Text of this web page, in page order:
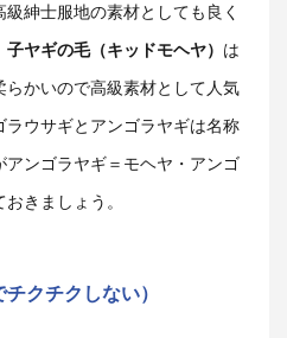
紳士服地の素材としても良く
子ヤギの毛（キッドモヘヤ） は
らかいので高級素材として人気
ウサギとアンゴラヤギは名称
ンゴラヤギ＝モヘヤ・アンゴ
きましょう。
クチクしない）